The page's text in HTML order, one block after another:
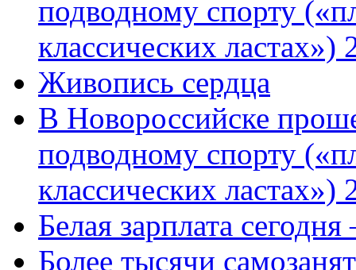
подводному спорту
классических
Живопись сердца
В Новороссийске
подводному спорту
классических ластах»)
Белая зарплата
Более тысячи